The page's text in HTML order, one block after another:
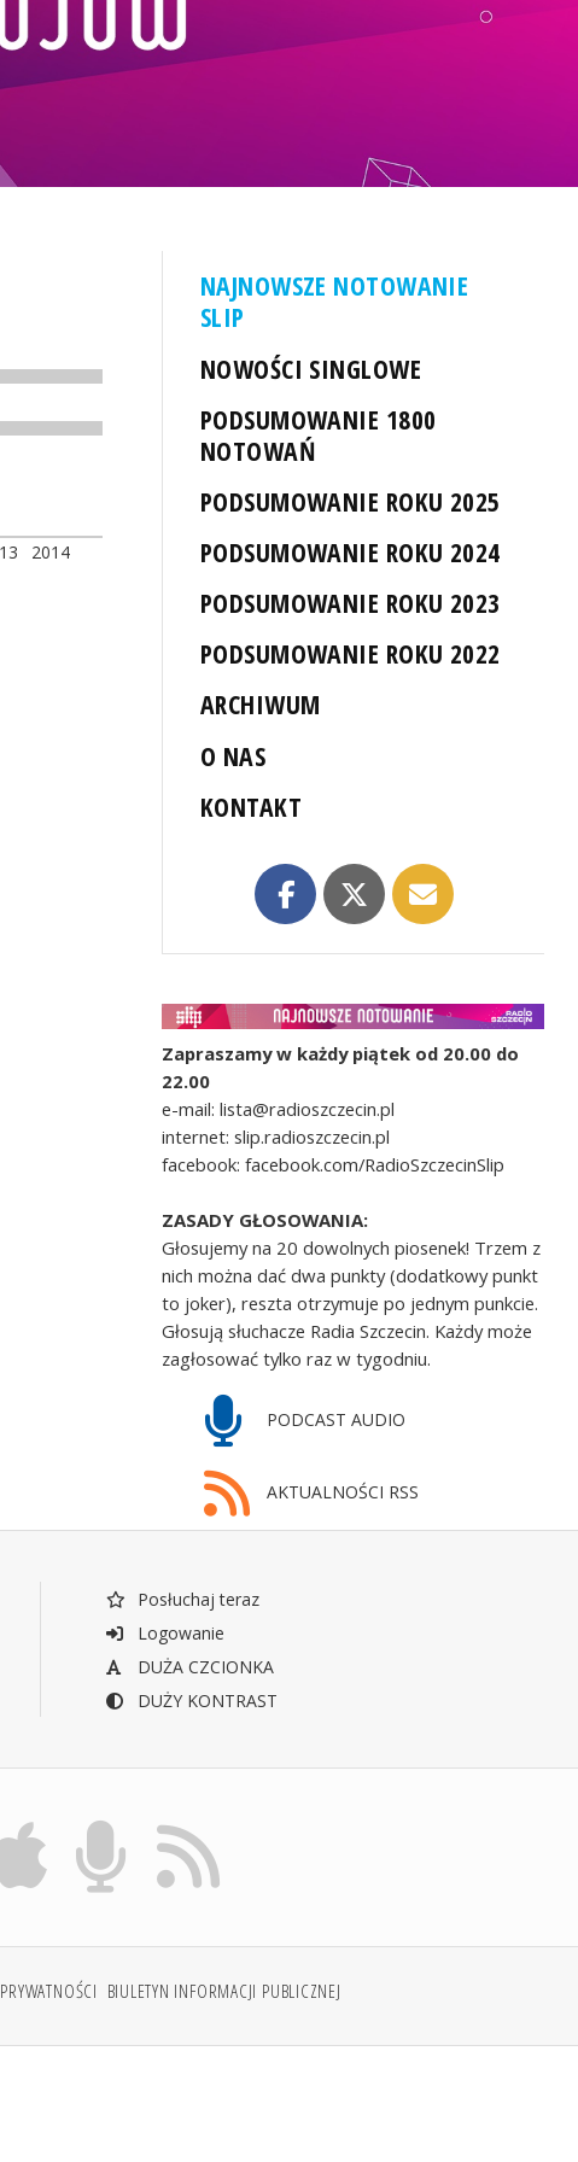
2014
NAJNOWSZE NOTOWANIE
SLIP
NOWOŚCI SINGLOWE
PODSUMOWANIE 1800
NOTOWAŃ
PODSUMOWANIE ROKU 2025
PODSUMOWANIE ROKU 2024
PODSUMOWANIE ROKU 2023
PODSUMOWANIE ROKU 2022
ARCHIWUM
O NAS
KONTAKT
Zapraszamy w każdy piątek od 20.00 do
22.00
e-mail: lista@radioszczecin.pl
internet: slip.radioszczecin.pl
facebook: facebook.com/RadioSzczecinSlip
ZASADY GŁOSOWANIA:
Głosujemy na 20 dowolnych piosenek! Trzem z
nich można dać dwa punkty (dodatkowy punkt
to joker), reszta otrzymuje po jednym punkcie.
Głosują słuchacze Radia Szczecin. Każdy może
zagłosować tylko raz w tygodniu.
PODCAST AUDIO
AKTUALNOŚCI RSS
Posłuchaj teraz
Logowanie
DUŻA CZCIONKA
DUŻY KONTRAST
BIULETYN INFORMACJI PUBLICZNEJ